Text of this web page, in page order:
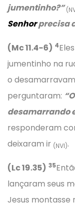
jumentinho?”
Senhorprecisa
(Mc 11.4-6) 4
jumentinho na
o
perguntaram:
desamarrando
responderam
deixaram ir (NVI).
(Lc 19.35) 35
lançaram seus
Jesus montasse